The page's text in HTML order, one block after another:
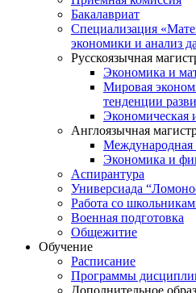
Бакалавриат
Специализация
экономики и анализ
Русскоязычная
Экономика и
Мировая
тенденции
Экономическая
Англоязычная
Экономика и
Аспирантура
Универсиада
Работа со
Военная подготовка
Общежитие
Обучение
Расписание
Программы